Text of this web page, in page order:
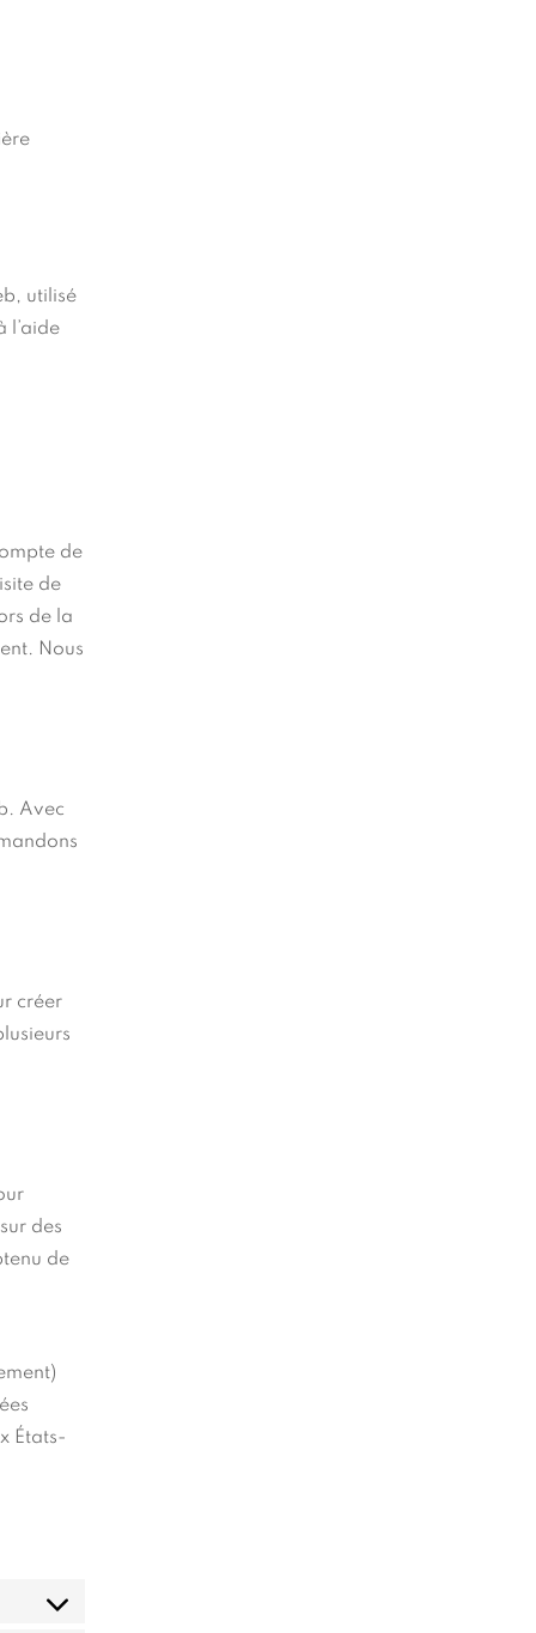
utilisé
l’aide
de
de
de la
Nous
Avec
créer
des
de
États-